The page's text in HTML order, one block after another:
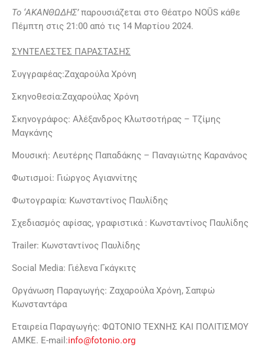
Το ‘ΑΚΑΝΘΩΔΗΣ’παρουσιάζεται στο Θέατρο NOŪS κάθε
Πέμπτη στις 21:00 από τις 14 Μαρτίου 2024.
ΣΥΝΤΕΛΕΣΤΕΣ ΠΑΡΑΣΤΑΣΗΣ
Συγγραφέας:Ζαχαρούλα Χρόνη
Σκηνοθεσία:Ζαχαρούλας Χρόνη
Σκηνογράφος: Αλέξανδρος Κλωτσοτήρας – Τζίμης
Μαγκάνης
Μουσική: Λευτέρης Παπαδάκης – Παναγιώτης Καρανάνος
Φωτισμοί: Γιώργος Αγιαννίτης
Φωτογραφία: Κωνσταντίνος Παυλίδης
Σχεδιασμός αφίσας, γραφιστικά : Κωνσταντίνος Παυλίδης
Trailer: Κωνσταντίνος Παυλίδης
Social Media: Γιέλενα Γκάγκιτς
Οργάνωση Παραγωγής: Ζαχαρούλα Χρόνη, Σαπφώ
Κωνσταντάρα
Εταιρεία Παραγωγής: ΦΩΤΟΝΙΟ ΤΕΧΝΗΣ ΚΑΙ ΠΟΛΙΤΙΣΜΟΥ
AMKE. E-mail:info@fotonio.org